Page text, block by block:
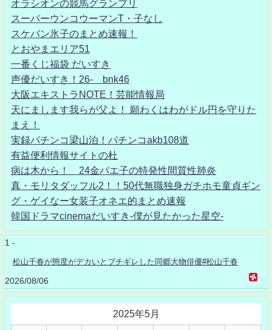
オラシオンの競馬グランプリ
スーパーウンコウーマンT・子なし
スケバン氷子のまとめ速報！
とおやまエリア51
一番くじ福袋 だいすき
声優だいすき！26- bnk46
大阪エキストラNOTE！芸能情報局
天にまします我らが父よ！ 願わくはわがドル円を守りた
まえ！
実録パチンコ梁山泊！パチンコakb108道
有益便利情報サイトの杜
病は木から！ 24金バエ子の特発性間質性肺炎
真・モリタダッフル2！！50代無職独身ガチホモ童貞ギン
グ・ゲイなー女装子オネエ的まとめ速報
韓国ドラマcinemaだいすき-僕が見たかった星空-
1 -
松山千春が態度がデカいとブチギレした同郷大物俳優#松山千春
2026/08/06
2025年5月